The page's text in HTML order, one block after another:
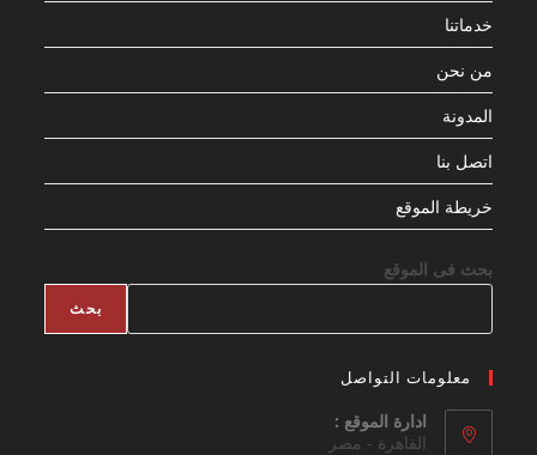
خدماتنا
من نحن
المدونة
اتصل بنا
خريطة الموقع
بحث فى الموقع
بحث
معلومات التواصل
ادارة الموقع :
القاهرة - مصر